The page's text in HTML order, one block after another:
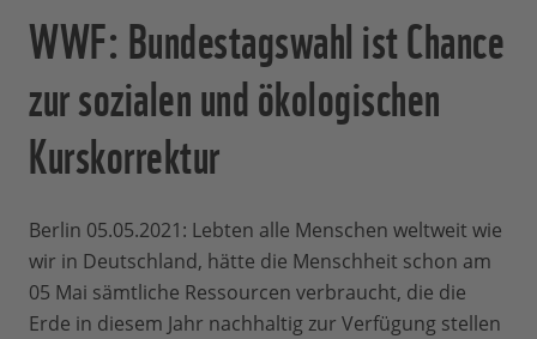
WWF: Bundestagswahl ist Chance
zur sozialen und ökologischen
Kurskorrektur
Berlin 05.05.2021: Lebten alle Menschen weltweit wie
wir in Deutschland, hätte die Menschheit schon am
05 Mai sämtliche Ressourcen verbraucht, die die
Erde in diesem Jahr nachhaltig zur Verfügung stellen